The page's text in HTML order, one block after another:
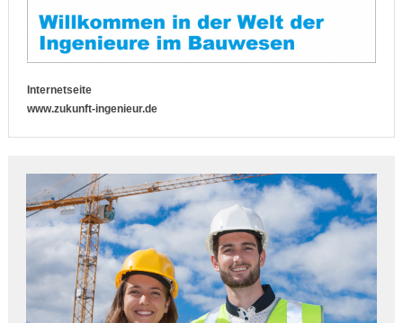
Internetseite
www.zukunft-ingenieur.de